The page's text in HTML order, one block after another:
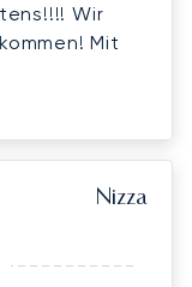
Wir
Mit
Nizza